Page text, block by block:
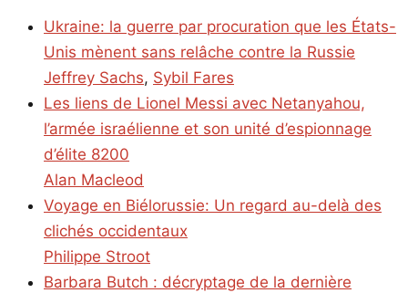
Ukraine: la guerre par procuration que les États-
Unis mènent sans relâche contre la Russie
Jeffrey Sachs, Sybil Fares
Les liens de Lionel Messi avec Netanyahou,
l’armée israélienne et son unité d’espionnage
d’élite 8200
Alan Macleod
Voyage en Biélorussie: Un regard au-delà des
clichés occidentaux
Philippe Stroot
Barbara Butch : décryptage de la dernière